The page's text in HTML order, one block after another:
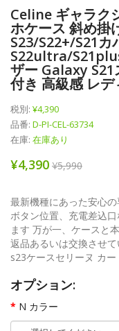
Celine ギャラク
ホケース 斜め掛
S23/s22+/s21カ
S22ultra/
ザー Galaxy S21
付き 高級感 レデ
税別: ¥4,390
品番: D-PI-CEL-63734
在庫: 在庫あり
¥4,390 ¥5,990
最新機種にあった安心
ボタン位置、充電差込
ます 万が一、ケースと
返品あるいは交換させ
s23ケースセリーヌ カー
オプション:
N カラー